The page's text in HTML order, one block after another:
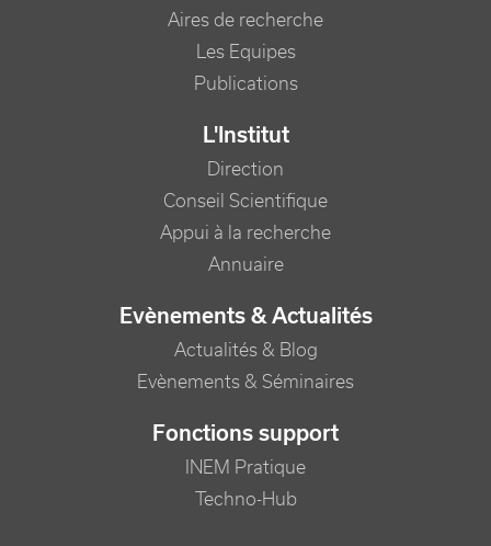
Aires de recherche
Les Equipes
Publications
L'Institut
Direction
Conseil Scientifique
Appui à la recherche
Annuaire
Evènements & Actualités
Actualités & Blog
Evènements & Séminaires
Fonctions support
INEM Pratique
Techno-Hub